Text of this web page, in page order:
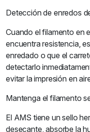
Detección de enredos
Cuando el filamento en
encuentra resistencia,
enredado o que el
detectarlo
evitar la impresión en
Mantenga el filamento
El AMS tiene un sello
desecante, absorbe la